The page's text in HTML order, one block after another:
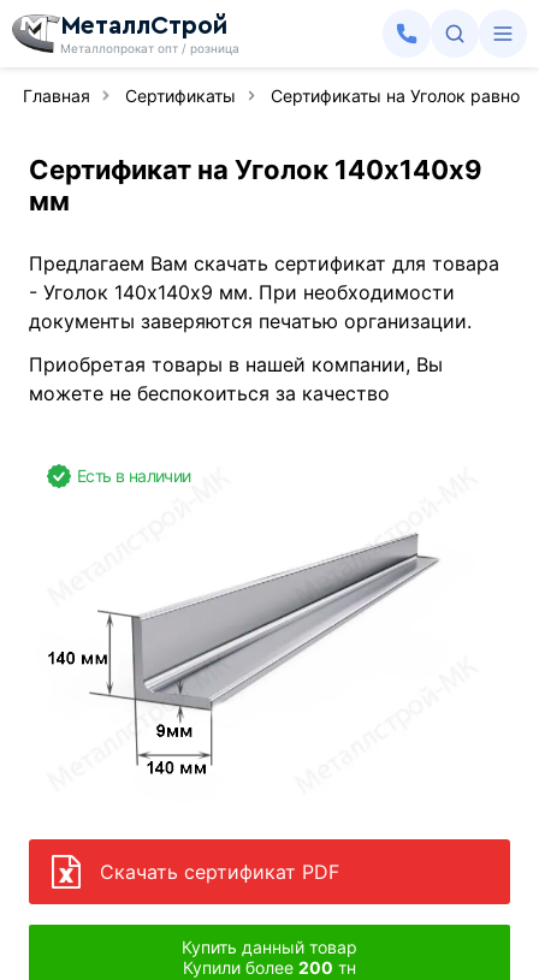
МеталлСтрой
Металлопрокат опт / розница
Главная Сертификаты Сертификаты на Уголок
Сертификат на Уголок 140х140х9
мм
Предлагаем Вам скачать сертификат для товара
- Уголок 140х140х9 мм. При необходимости
документы заверяются печатью организации.
Приобретая товары в нашей компании, Вы
можете не беспокоиться за качество
Есть в наличии
Скачать сертификат PDF
Купить данный товар
Купили более 200 тн